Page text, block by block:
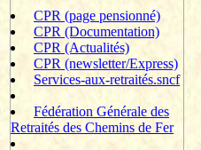
CPR (page pensionné)
CPR (Documentation)
CPR (Actualités)
CPR (newsletter/Express)
Services-aux-retraités.sncf
Fédération Générale des
Retraités des Chemins de Fer